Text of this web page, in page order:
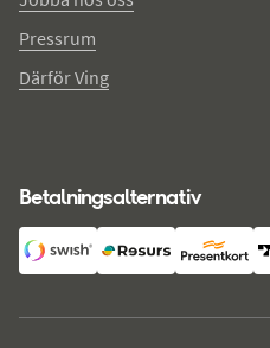
Pressrum
Därför Ving
Betalningsalternativ